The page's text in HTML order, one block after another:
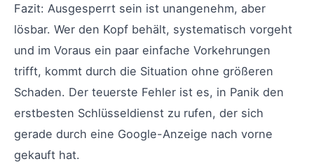
Fazit: Ausgesperrt sein ist unangenehm, aber
lösbar. Wer den Kopf behält, systematisch vorgeht
und im Voraus ein paar einfache Vorkehrungen
trifft, kommt durch die Situation ohne größeren
Schaden. Der teuerste Fehler ist es, in Panik den
erstbesten Schlüsseldienst zu rufen, der sich
gerade durch eine Google-Anzeige nach vorne
gekauft hat.